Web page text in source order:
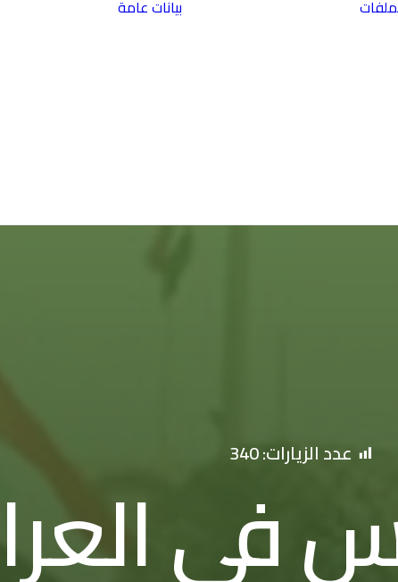
بيانات عامة
عدد الزيارات:340
في